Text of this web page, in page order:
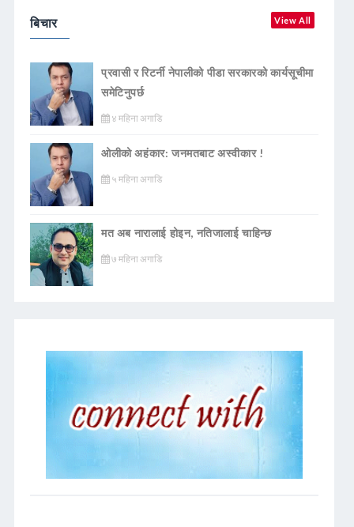
बिचार View All
प्रवासी र रिटर्नी नेपालीको पीडा सरकारको कार्यसूचीमा
समेटिनुपर्छ
४ महिना अगाडि
ओलीको अहंकार: जनमतबाट अस्वीकार !
५ महिना अगाडि
मत अब नारालाई होइन, नतिजालाई चाहिन्छ
७ महिना अगाडि